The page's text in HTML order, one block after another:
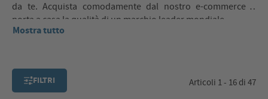
da te. Acquista comodamente dal nostro e-commerce e
porta a casa la qualità di un marchio leader mondiale.
Mostra tutto
FILTRI Articoli 1 - 16 di 47